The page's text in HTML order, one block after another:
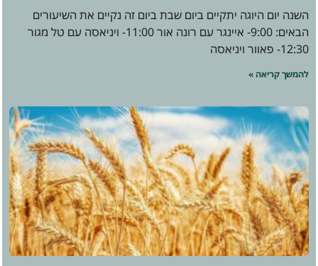
השנה יום היוגה יתקיים ביום שבת ביום זה נקיים את השיעורים
הבאים: 9:00- איינגר עם רונה אור 11:00- ויניאסה עם טל מגור
12:30- פאוור ויניאסה
להמשך קריאה »